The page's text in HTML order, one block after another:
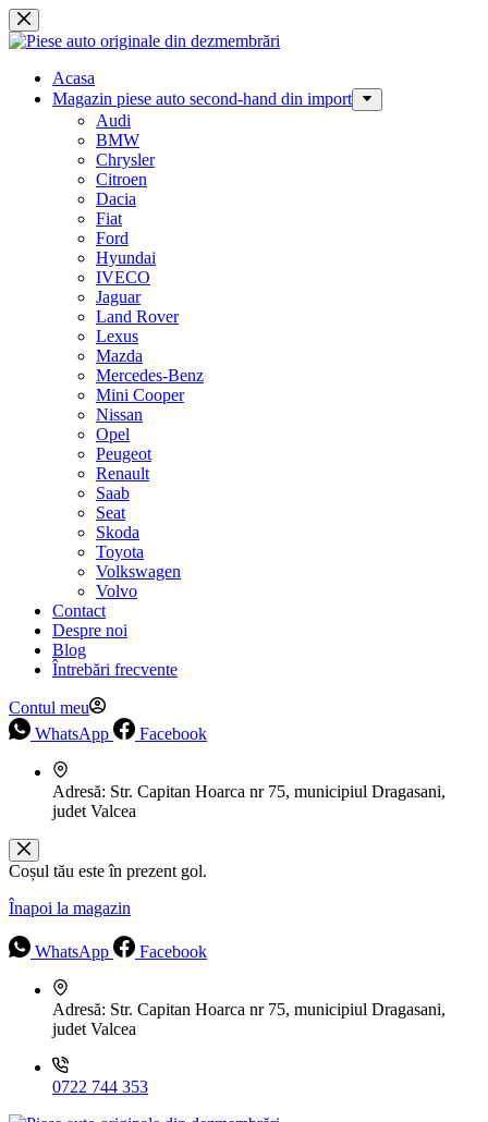
Sari
la
Acasa
Magazin piese auto second-hand din import
Audi
BMW
Chrysler
Citroen
Dacia
Fiat
Ford
Hyundai
IVECO
Jaguar
Land Rover
Lexus
Mazda
Mercedes-Benz
Mini Cooper
Nissan
Opel
Peugeot
Renault
Saab
Seat
Skoda
Toyota
Volkswagen
Volvo
Contact
Despre noi
Blog
Întrebări frecvente
Contul meu
WhatsApp
Facebook
Adresă: Str. Capitan Hoarca nr 75, municipiul Dragasani,
judet Valcea
Coșul tău este în prezent gol.
Înapoi la magazin
WhatsApp Facebook
Adresă: Str. Capitan Hoarca nr 75, municipiul Dragasani,
judet Valcea
0722 744 353